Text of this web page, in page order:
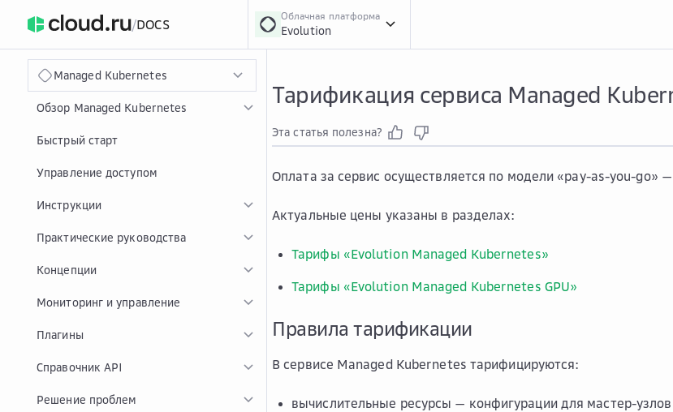
/DOCS
Облачная платформа
Evolution
Managed Kubernetes
Обзор Managed Kubernetes
Быстрый старт
Управление доступом
Инструкции
Практические руководства
Концепции
Мониторинг и управление
Плагины
Справочник API
Решение проблем
Тарификация сервиса Managed
Эта статья полезна?
Оплата за сервис осуществляется по модели «pay-as-you-go»
Актуальные цены указаны в разделах:
Тарифы «Evolution Managed Kubernetes»
Тарифы «Evolution Managed Kubernetes GPU»
Правила тарификации
В сервисе Managed Kubernetes тарифицируются:
вычислительные ресурсы — конфигурации для мастер-